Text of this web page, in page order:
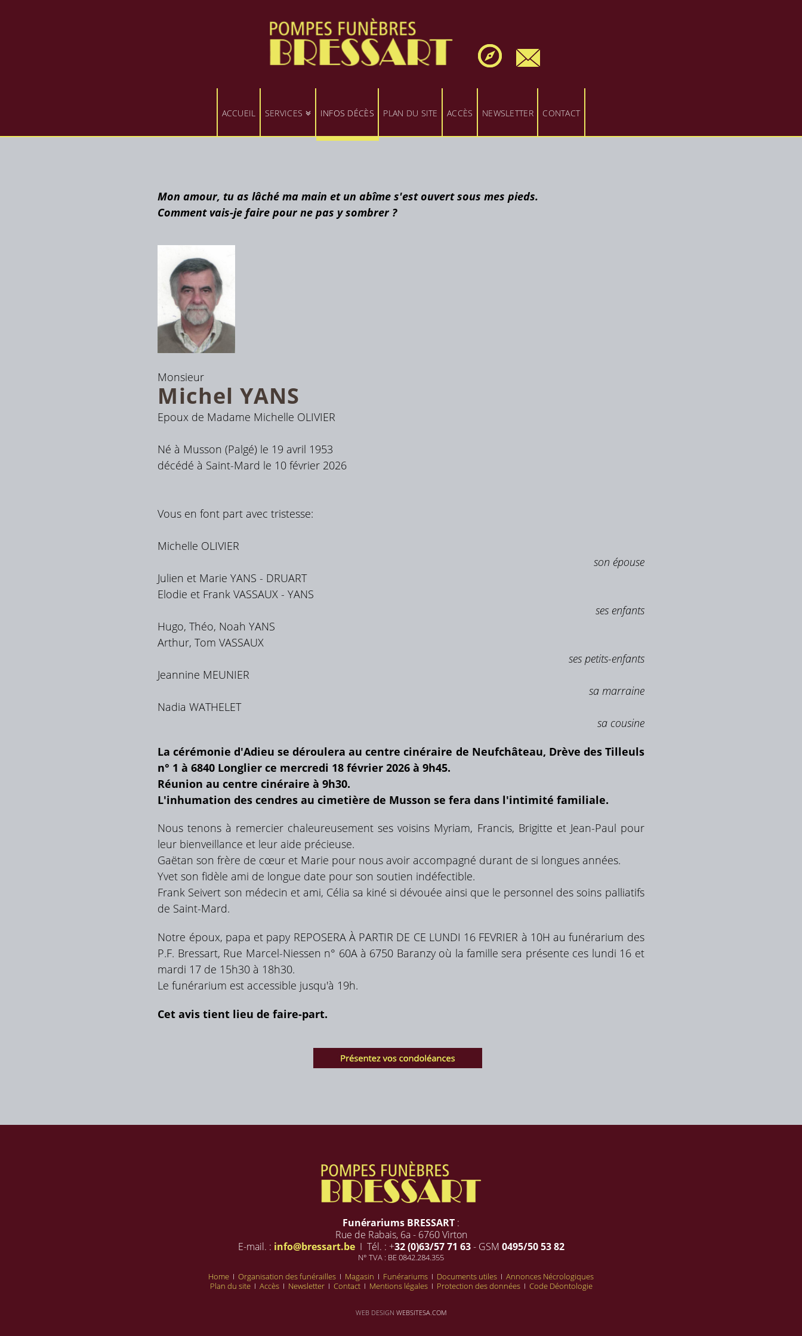
ACCUEIL SERVICES INFOS DÉCÈS PLAN DU SITE ACCÈS NEWSLETTER CONTACT
Mon amour, tu as lâché ma main et un abîme s'est ouvert sous mes pieds.
Comment vais-je faire pour ne pas y sombrer ?
Monsieur
Michel YANS
Epoux de Madame Michelle OLIVIER
Né à Musson (Palgé) le 19 avril 1953
décédé à Saint-Mard le 10 février 2026
Vous en font part avec tristesse:
Michelle OLIVIER
son épouse
Julien et Marie YANS - DRUART
Elodie et Frank VASSAUX - YANS
ses enfants
Hugo, Théo, Noah YANS
Arthur, Tom VASSAUX
ses petits-enfants
Jeannine MEUNIER
sa marraine
Nadia WATHELET
sa cousine
La cérémonie d'Adieu se déroulera au centre cinéraire de Neufchâteau, Drève des Tilleuls
n° 1 à 6840 Longlier ce mercredi 18 février 2026 à 9h45.
Réunion au centre cinéraire à 9h30.
L'inhumation des cendres au cimetière de Musson se fera dans l'intimité familiale.
Nous tenons à remercier chaleureusement ses voisins Myriam, Francis, Brigitte et Jean-Paul pour
leur bienveillance et leur aide précieuse.
Gaëtan son frère de cœur et Marie pour nous avoir accompagné durant de si longues années.
Yvet son fidèle ami de longue date pour son soutien indéfectible.
Frank Seivert son médecin et ami, Célia sa kiné si dévouée ainsi que le personnel des soins palliatifs
de Saint-Mard.
Notre époux, papa et papy REPOSERA À PARTIR DE CE LUNDI 16 FEVRIER à 10H au funérarium des
P.F. Bressart, Rue Marcel-Niessen n° 60A à 6750 Baranzy où la famille sera présente ces lundi 16 et
mardi 17 de 15h30 à 18h30.
Le funérarium est accessible jusqu'à 19h.
Cet avis tient lieu de faire-part.
Funérariums BRESSART :
Rue de Rabais, 6a - 6760 Virton
E-mail. : info@bressart.beI Tél. : +32 (0)63/57 71 63- GSM 0495/50 53 82
N° TVA : BE 0842.284.355
Home I Organisation des funérailles I Magasin I Funérariums I Documents utiles I Annonces Nécrologiques
Plan du site I Accès I Newsletter I Contact I Mentions légales I Protection des données I Code Déontologie
WEB DESIGN WEBSITESA.COM